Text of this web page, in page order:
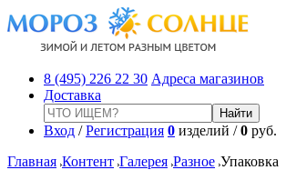
8 (495) 226 22 30 Адреса магазинов
Доставка
Вход /Регистрация 0 изделий /0 руб.
Главная Контент Галерея Разное Упаковка